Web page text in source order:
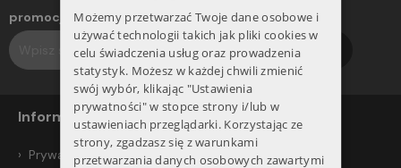
promocjach. Dołącz do naszego newslettera.
Subskrybuj
Informacje
Prywatność i bezpieczeństwo
ENGLISH
Możemy przetwarzać Twoje dane osobowe i
używać technologii takich jak pliki cookies w
celu świadczenia usług oraz prowadzenia
statystyk. Możesz w każdej chwili zmienić
swój wybór, klikając "Ustawienia
prywatności" w stopce strony i/lub w
ustawieniach przeglądarki. Korzystając ze
strony, zgadzasz się z warunkami
przetwarzania danych osobowych zawartymi